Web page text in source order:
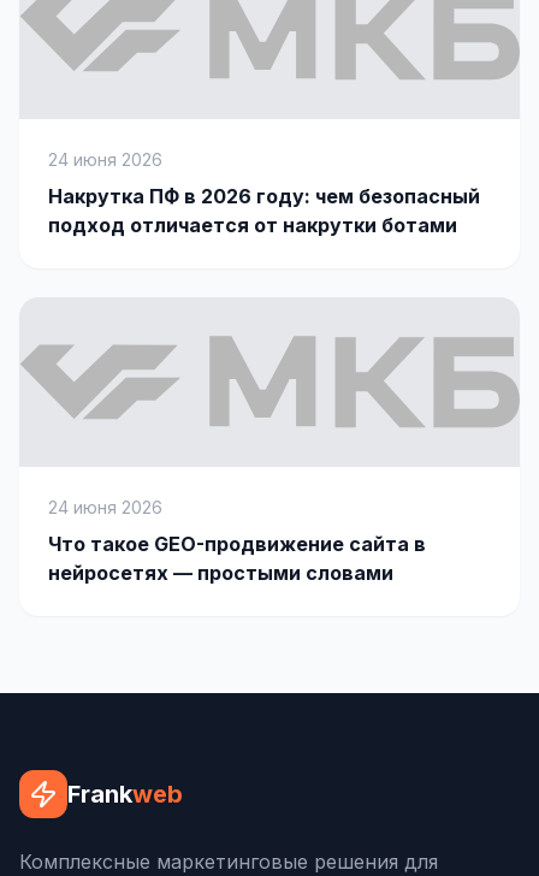
Яндекс.Метрика
BI-системы
Сквозная аналитика
24 июня 2026
Накрутка ПФ в 2026 году: чем безопасный
подход отличается от накрутки ботами
24 июня 2026
Что такое GEO-продвижение сайта в
нейросетях — простыми словами
Frankweb
Комплексные маркетинговые решения для